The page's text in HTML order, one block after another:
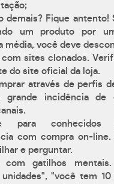
demais? Fique antento!
um produto por
média, você deve
sites clonados.
do site oficial da loja.
através de perfis
grande incidência de
para conhecidos
com compra on-
e perguntar.
com gatilhos
"você tem